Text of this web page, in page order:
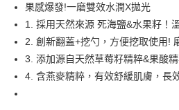
Apple Pay
街口支付
悠遊付
果感爆發!一磨雙效水潤X拋光
1. 採用天然來源 死海鹽&水果籽！
2. 創新翻蓋+挖勺，方便挖取使用!
3. 添加源自天然草莓籽精粹&果酸
4. 含燕麥精粹，有效舒緩肌膚，長